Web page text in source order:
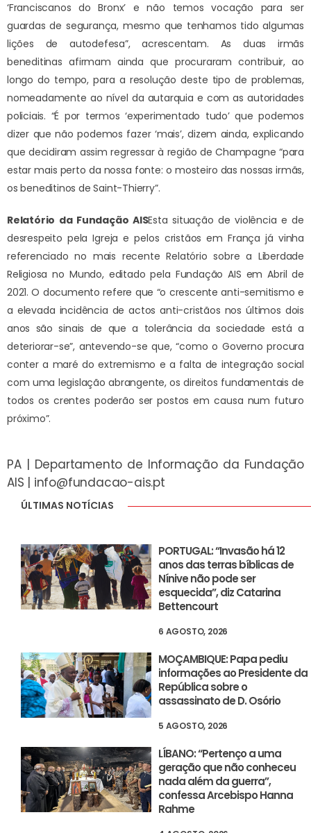
‘Franciscanos do Bronx’ e não temos vocação para ser
guardas de segurança, mesmo que tenhamos tido algumas
lições de autodefesa”, acrescentam. As duas irmãs
beneditinas afirmam ainda que procuraram contribuir, ao
longo do tempo, para a resolução deste tipo de problemas,
nomeadamente ao nível da autarquia e com as autoridades
policiais. “É por termos ‘experimentado tudo’ que podemos
dizer que não podemos fazer ‘mais’, dizem ainda, explicando
que decidiram assim regressar à região de Champagne “para
estar mais perto da nossa fonte: o mosteiro das nossas irmãs,
os beneditinos de Saint-Thierry”.
Relatório da Fundação AISEsta situação de violência e de
desrespeito pela Igreja e pelos cristãos em França já vinha
referenciado no mais recente Relatório sobre a Liberdade
Religiosa no Mundo, editado pela Fundação AIS em Abril de
2021. O documento refere que “o crescente anti-semitismo e
a elevada incidência de actos anti-cristãos nos últimos dois
anos são sinais de que a tolerância da sociedade está a
deteriorar-se”, antevendo-se que, “como o Governo procura
conter a maré do extremismo e a falta de integração social
com uma legislação abrangente, os direitos fundamentais de
todos os crentes poderão ser postos em causa num futuro
próximo”.
PA | Departamento de Informação da Fundação
AIS | info@fundacao-ais.pt
ÚLTIMAS NOTÍCIAS
PORTUGAL: “Invasão há 12
anos das terras bíblicas de
Nínive não pode ser
esquecida”, diz Catarina
Bettencourt
6 AGOSTO, 2026
MOÇAMBIQUE: Papa pediu
informações ao Presidente da
República sobre o
assassinato de D. Osório
5 AGOSTO, 2026
LÍBANO: “Pertenço a uma
geração que não conheceu
nada além da guerra”,
confessa Arcebispo Hanna
Rahme